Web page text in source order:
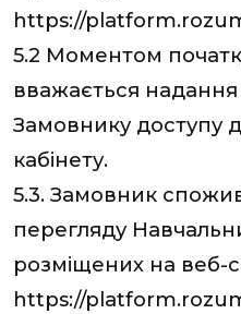
https://
5.2 Моментом
вважається
Замовнику доступу
кабінету.
5.3. Замовник
перегляду
розміщених на веб-
https://